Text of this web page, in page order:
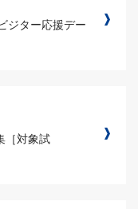
ジター応援デー
［対象試